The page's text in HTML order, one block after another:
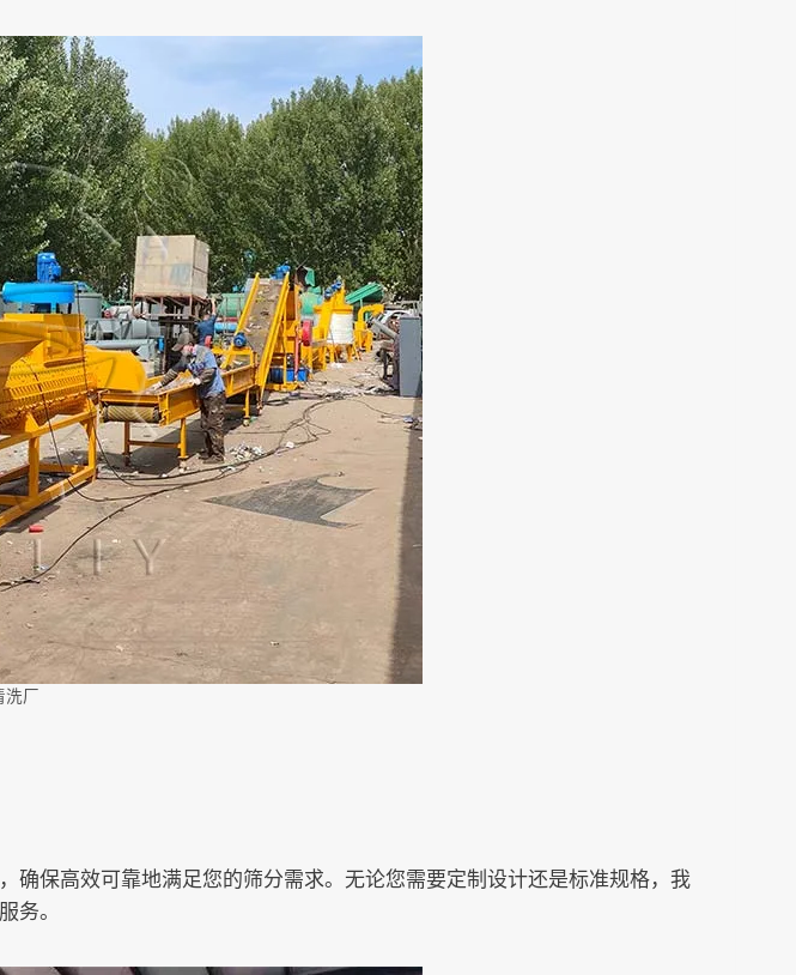
洗厂
保高效可靠地满足您的筛分需求。无论您需要定制设计还是标准规格，我
务。